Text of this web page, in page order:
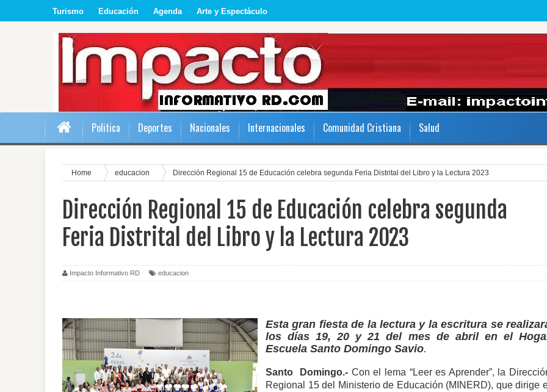
Turismo Educación Agenda Arte y Espectáculo
Politica Deportes Nacionales Internacionales Comunidad Cristiana Salud
Home educacion Dirección Regional 15 de Educación celebra segunda Feria Distrital del Libro y la Lectura 2023
Dirección Regional 15 de Educación celebra segunda
Feria Distrital del Libro y la Lectura 2023
Impacto Informativo RD educacion
Esta gran fiesta de la lectura y la escritura se
los días 19, 20 y 21 del mes de abril en el
Escuela Santo Domingo Savio.
Santo Domingo.- Con el lema “Leer es Aprender”, la
Regional 15 del Ministerio de Educación (MINERD), que dirige